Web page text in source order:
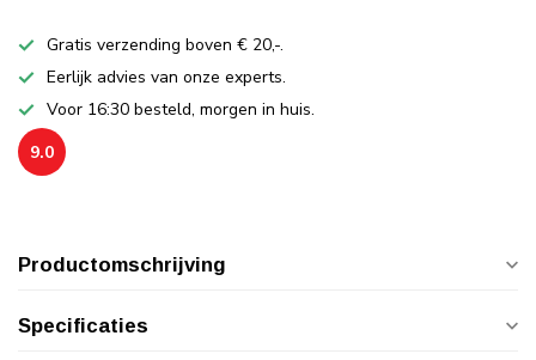
Gratis verzending boven € 20,-.
Eerlijk advies van onze experts.
Voor 16:30 besteld, morgen in huis.
9.0
Productomschrijving
Specificaties